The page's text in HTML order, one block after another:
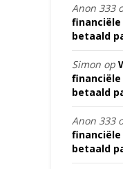
Anon 333
betaald
Simon op
betaald
Anon 333
betaald